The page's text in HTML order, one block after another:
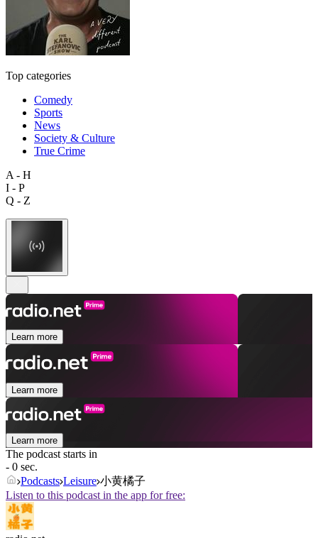
Top categories
Comedy
Sports
News
Society & Culture
True Crime
A - H
I - P
Q - Z
Learn more
Learn more
Learn more
The podcast starts in
- 0 sec.
Podcasts Leisure 小黄橘子
Listen to this podcast in the app for free: